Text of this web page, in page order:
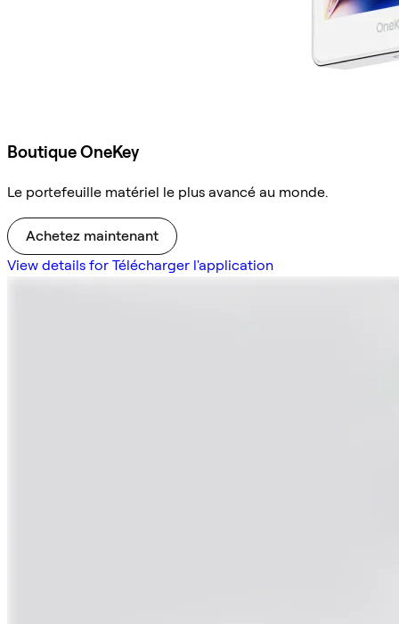
Boutique OneKey
Le portefeuille matériel le plus avancé au monde.
Achetez maintenant
View details for Télécharger l'application